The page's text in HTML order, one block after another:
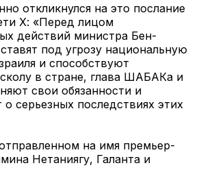
откликнулся на это послание
Х: «Перед лицом
действий министра Бен-
под угрозу национальную
и способствуют
в стране, глава ШАБАКа и
свои обязанности и
серьезных последствиях этих
на имя премьер-
Нетаниягу, Галанта и